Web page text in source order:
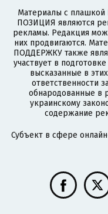
Материалы с
ПОЗИЦИЯ являются
рекламы. Редакция
них продвигаются.
ПОДДЕРЖКУ также
участвует в
высказанные в
ответственности
обнародованные в
украинскому
содержание
Субъект в сфере